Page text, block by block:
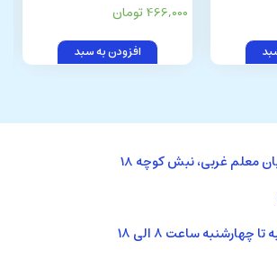
466,000 تومان
افزودن به سبد
معلم غربی، نبش کوچه 18
چهارشنبه ساعت ۸ الی ۱۸